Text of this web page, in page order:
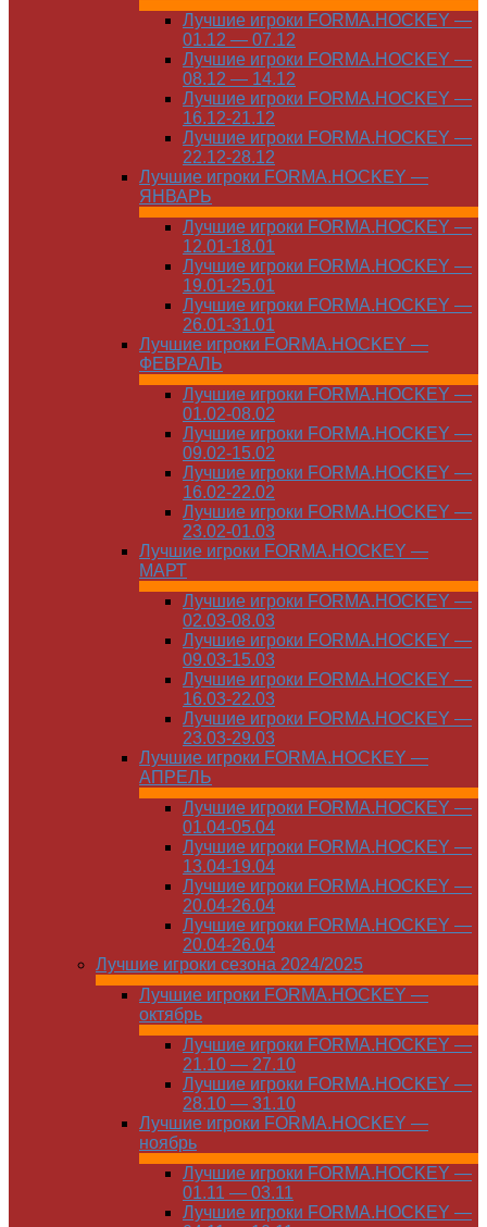
Лучшие игроки FORMA.HOCKEY —
01.12 — 07.12
Лучшие игроки FORMA.HOCKEY —
08.12 — 14.12
Лучшие игроки FORMA.HOCKEY —
16.12-21.12
Лучшие игроки FORMA.HOCKEY —
22.12-28.12
Лучшие игроки FORMA.HOCKEY —
ЯНВАРЬ
Лучшие игроки FORMA.HOCKEY —
12.01-18.01
Лучшие игроки FORMA.HOCKEY —
19.01-25.01
Лучшие игроки FORMA.HOCKEY —
26.01-31.01
Лучшие игроки FORMA.HOCKEY —
ФЕВРАЛЬ
Лучшие игроки FORMA.HOCKEY —
01.02-08.02
Лучшие игроки FORMA.HOCKEY —
09.02-15.02
Лучшие игроки FORMA.HOCKEY —
16.02-22.02
Лучшие игроки FORMA.HOCKEY —
23.02-01.03
Лучшие игроки FORMA.HOCKEY —
МАРТ
Лучшие игроки FORMA.HOCKEY —
02.03-08.03
Лучшие игроки FORMA.HOCKEY —
09.03-15.03
Лучшие игроки FORMA.HOCKEY —
16.03-22.03
Лучшие игроки FORMA.HOCKEY —
23.03-29.03
Лучшие игроки FORMA.HOCKEY —
АПРЕЛЬ
Лучшие игроки FORMA.HOCKEY —
01.04-05.04
Лучшие игроки FORMA.HOCKEY —
13.04-19.04
Лучшие игроки FORMA.HOCKEY —
20.04-26.04
Лучшие игроки FORMA.HOCKEY —
20.04-26.04
Лучшие игроки сезона 2024/2025
Лучшие игроки FORMA.HOCKEY —
октябрь
Лучшие игроки FORMA.HOCKEY —
21.10 — 27.10
Лучшие игроки FORMA.HOCKEY —
28.10 — 31.10
Лучшие игроки FORMA.HOCKEY —
ноябрь
Лучшие игроки FORMA.HOCKEY —
01.11 — 03.11
Лучшие игроки FORMA.HOCKEY —